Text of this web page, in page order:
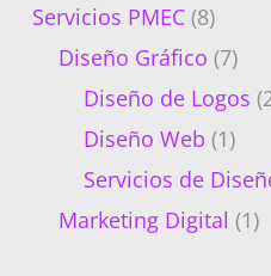
Servicios PMEC (8)
Diseño Gráfico (7)
Diseño de Logos
Diseño Web (1)
Servicios de
Marketing Digital (1)